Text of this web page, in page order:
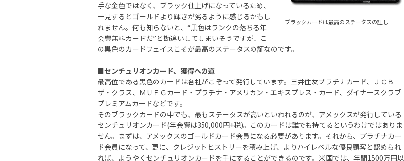
ブラックカードは最高のステータスの証し
手な金色ではなく、ブラック仕上げになっているため、
一見するとゴールドより輝きが劣るように感じるかもし
れません。何も知らないと、“黒色はランクの落ちる年
会費無料カードだ”と勘違いしてしまいそうですが、こ
の黒色のカードフェイスこそが最高のステータスの証なのです。
■センチュリオンカード、獲得への道
最高位である黒色のカードは各社がこぞって発行しています。三井住友プラチナカード、ＪＣＢ
ザ・クラス、ＭＵＦＧカード・プラチナ・アメリカン・エキスプレス・カード、ダイナースクラブ
プレミアムカードなどです。
そのブラックカードの中でも、最もステータスが高いといわれるのが、アメックスが発行している
センチュリオンカード(年会費は350,000円+税)。このカードは誰でも持てるというわけではありま
せん。まずは、アメックスのゴールドカード会員になる必要があります。それから、プラチナカー
ド会員になって、更に、クレジットヒストリーを積み上げ、よりハイレベルな優良顧客と認められ
れば、ようやくセンチュリオンカードを手にすることができるのです。米国では、年間1500万円以